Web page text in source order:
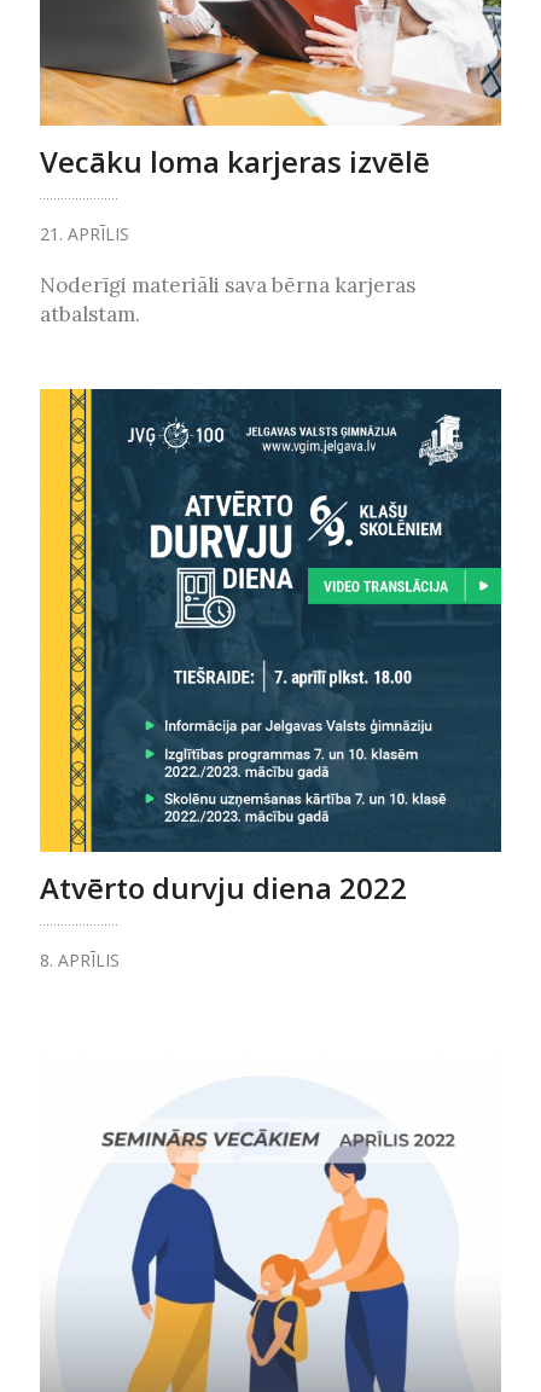
Vecāku loma karjeras izvēlē
21. APRĪLIS
Noderīgi materiāli sava bērna karjeras
atbalstam.
Atvērto durvju diena 2022
8. APRĪLIS